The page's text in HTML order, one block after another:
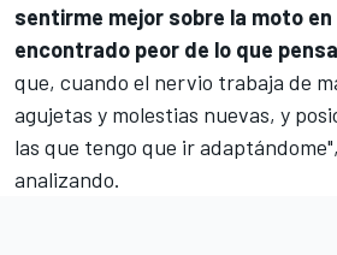
sentirme mejor sobre la moto en
encontrado peor de lo que
que, cuando el nervio trabaja de
agujetas y molestias nuevas, y
las que tengo que ir
analizando.